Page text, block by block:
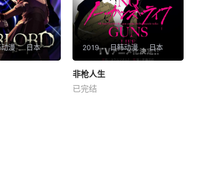
漫 日本 2019 日韩动漫 日本
非枪人生
非枪人生
已完结